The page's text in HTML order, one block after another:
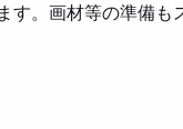
す。画材等の準備